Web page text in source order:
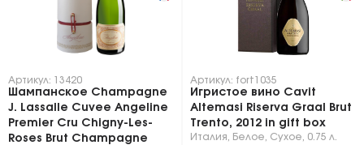
Артикул: 13420
Шампанское Champagne
J. Lassalle Cuvee Angeline
Premier Cru Chigny-Les-
Roses Brut Champagne
Артикул: fort1035
Игристое вино Cavit
Altemasi Riserva Graal Brut
Trento, 2012 in gift box
Италия Белое Сухое 0.75 л.